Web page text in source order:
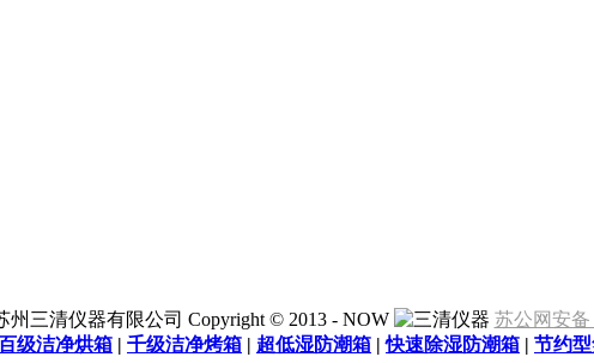
州三清仪器有限公司 Copyright © 2013 - NOW
苏公网安备
级洁净烘箱 | 千级洁净烤箱 | 超低湿防潮箱 |快速除湿防潮箱 | 节约